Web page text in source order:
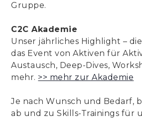
Gruppe.
C2C Akademie
Unser jährliches Highlight –
das Event von Aktiven für
Austausch, Deep-Dives,
mehr. >> mehr zur Akademie
Je nach Wunsch und Bedarf,
ab und zu Skills-Trainings für